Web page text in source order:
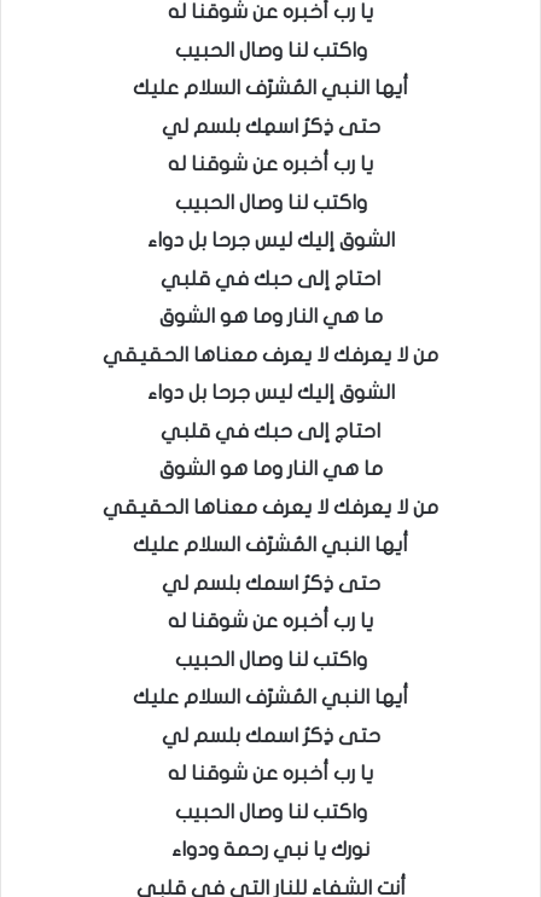
يا رب أخبره عن شوقنا له
واكتب لنا وصال الحبيب
أيها النبي المُشرّف السلام عليك
حتى ذِكرُ اسمِك بلسم لي
يا رب أخبره عن شوقنا له
واكتب لنا وصال الحبيب
الشوق إليك ليس جرحا بل دواء
احتاج إلى حبك في قلبي
ما هي النار وما هو الشوق
من لا يعرفك لا يعرف معناها الحقيقي
الشوق إليك ليس جرحا بل دواء
احتاج إلى حبك في قلبي
ما هي النار وما هو الشوق
من لا يعرفك لا يعرف معناها الحقيقي
أيها النبي المُشرّف السلام عليك
حتى ذِكرُ اسمك بلسم لي
يا رب أخبره عن شوقنا له
واكتب لنا وصال الحبيب
أيها النبي المُشرّف السلام عليك
حتى ذِكرُ اسمك بلسم لي
يا رب أخبره عن شوقنا له
واكتب لنا وصال الحبيب
نورك يا نبي رحمة ودواء
أنت الشفاء للنار التي في قلبي